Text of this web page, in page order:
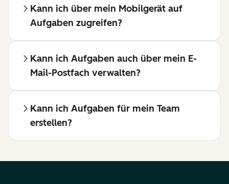
Kann ich über mein Mobilgerät auf
Aufgaben zugreifen?
Kann ich Aufgaben auch über mein E-
Mail-Postfach verwalten?
Kann ich Aufgaben für mein Team
erstellen?